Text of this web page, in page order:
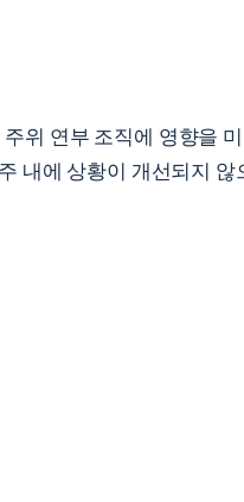
위 연부 조직에 영향을
내에 상황이 개선되지